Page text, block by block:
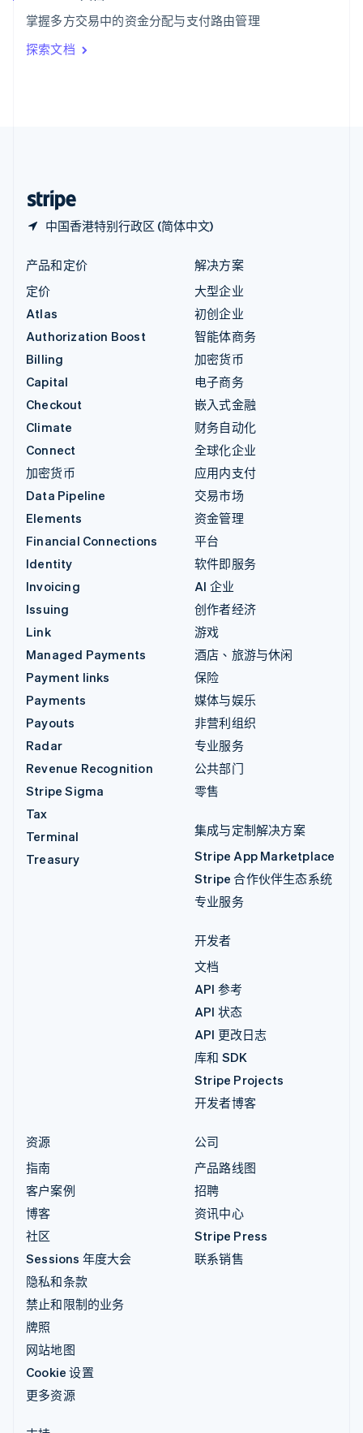
掌握多方交易中的资金分配与支付路由管理
探索文档
中国香港特别行政区 (简体中文)
ItalianoEnglish
印度
English
产品和定价
定价
Atlas
Authorization Boost
Billing
Capital
Checkout
Climate
Connect
加密货币
Data Pipeline
Elements
Financial Connections
Identity
Invoicing
Issuing
Link
Managed Payments
Payment links
Payments
Payouts
Radar
Revenue Recognition
Stripe Sigma
Tax
Terminal
Treasury
解决方案
大型企业
初创企业
智能体商务
加密货币
电子商务
嵌入式金融
财务自动化
全球化企业
应用内支付
交易市场
资金管理
平台
软件即服务
AI 企业
创作者经济
游戏
酒店、旅游与休闲
保险
媒体与娱乐
非营利组织
专业服务
公共部门
零售
集成与定制解决方案
Stripe App Marketplace
Stripe 合作伙伴生态系统
专业服务
开发者
文档
API 参考
API 状态
API 更改日志
库和 SDK
Stripe Projects
开发者博客
资源
指南
客户案例
博客
社区
Sessions 年度大会
隐私和条款
禁止和限制的业务
牌照
网站地图
Cookie 设置
更多资源
公司
产品路线图
招聘
资讯中心
Stripe Press
联系销售